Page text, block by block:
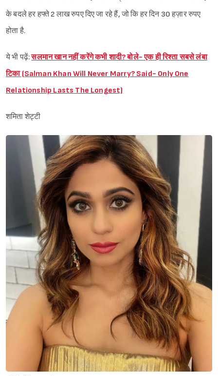
के बदले हर हफ्ते 2 लाख रुपए दिए जा रहे हैं, जो कि हर दिन 30 हज़ार रुपए
होता है.
ये भी पढ़ें:सलमान खान नहीं करेंगे कभी शादी? बोले- एक ही रिश्ता सबसे लंबा
टिका (Salman Khan Will Never Marry? Said- Only One
Relationship Lasts The Longest)
शमिता शेट्टी